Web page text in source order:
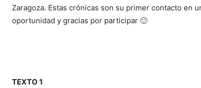
Zaragoza. Estas crónicas son su primer contacto en
oportunidad y gracias por participar 🙂
TEXTO 1